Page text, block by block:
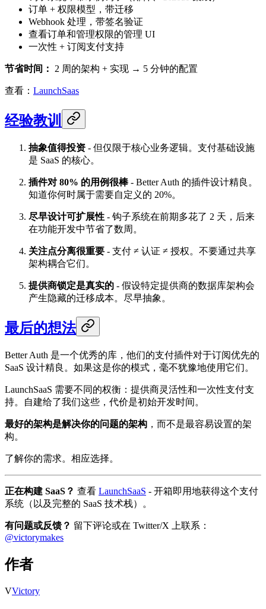
订单 + 权限模型，带迁移
Webhook 处理，带签名验证
查看订单和管理权限的管理 UI
一次性 + 订阅支付支持
节省时间： 2 周的架构 + 实现 → 5 分钟的配置
查看： LaunchSaas
经验教训
抽象值得投资 - 但仅限于核心业务逻辑。支付基础设施
是 SaaS 的核心。
插件对 80% 的用例很棒- Better Auth 的插件设计精良。
知道你何时属于需要自定义的 20%。
尽早设计可扩展性 - 钩子系统在前期多花了 2 天，后来
在功能开发中节省了数周。
关注点分离很重要 - 支付 ≠ 认证 ≠ 授权。不要通过共享
架构耦合它们。
提供商锁定是真实的 - 假设特定提供商的数据库架构会
产生隐藏的迁移成本。尽早抽象。
最后的想法
Better Auth 是一个优秀的库，他们的支付插件对于订阅优先的
SaaS 设计精良。如果这是你的模式，毫不犹豫地使用它们。
LaunchSaaS 需要不同的权衡：提供商灵活性和一次性支付支
持。自建给了我们这些，代价是初始开发时间。
最好的架构是解决你的问题的架构 ，而不是最容易设置的架
构。
了解你的需求。相应选择。
正在构建 SaaS？ 查看 LaunchSaaS - 开箱即用地获得这个支付
系统（以及完整的 SaaS 技术栈）。
有问题或反馈？ 留下评论或在 Twitter/X 上联系：
@victorymakes
作者
VVictory